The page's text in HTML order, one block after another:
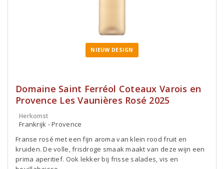
NIEUW DESIGN
Domaine Saint Ferréol Coteaux Varois en
Provence Les Vaunières Rosé 2025
Herkomst
Frankrijk - Provence
Franse rosé met een fijn aroma van klein rood fruit en
kruiden. De volle, frisdroge smaak maakt van deze wijn een
prima aperitief. Ook lekker bij frisse salades, vis en